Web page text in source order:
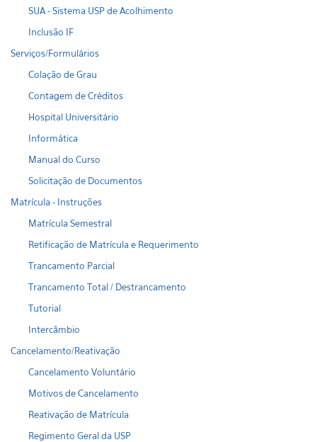
SUA - Sistema USP de Acolhimento
Inclusão IF
Serviços/Formulários
Colação de Grau
Contagem de Créditos
Hospital Universitário
Informática
Manual do Curso
Solicitação de Documentos
Matrícula - Instruções
Matrícula Semestral
Retificação de Matrícula e Requerimento
Trancamento Parcial
Trancamento Total / Destrancamento
Tutorial
Intercâmbio
Cancelamento/Reativação
Cancelamento Voluntário
Motivos de Cancelamento
Reativação de Matrícula
Regimento Geral da USP